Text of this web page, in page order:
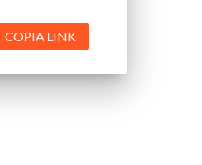
COPIA LINK